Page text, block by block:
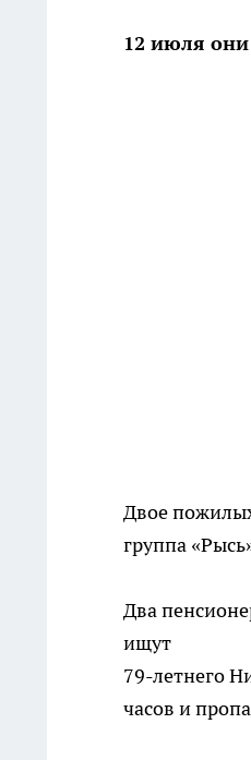
12 июля
Двое
группа
Два
ищут
79-летнего
часов и